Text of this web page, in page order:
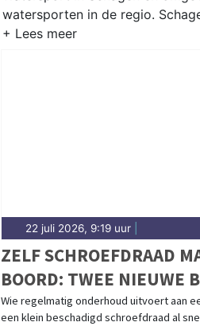
watersporten in de regio.
22 juli 2026, 9:19 uur
ZELF SCHROEFDRAAD
BOORD: TWEE NIEUWE
TAPSETS VOOR
Wie regelmatig onderhoud uitvoert aan
een klein beschadigd schroefdraad al